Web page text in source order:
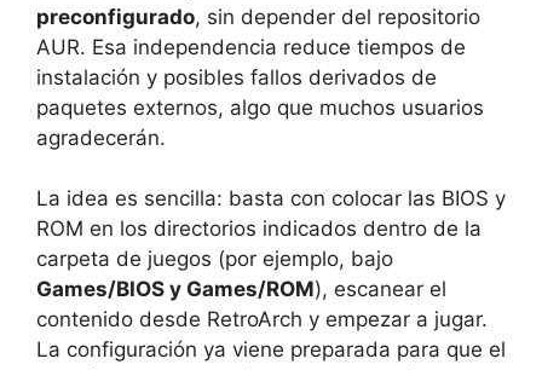
preconfigurado, sin depender del repositorio
AUR. Esa independencia reduce tiempos de
instalación y posibles fallos derivados de
paquetes externos, algo que muchos usuarios
agradecerán.
La idea es sencilla: basta con colocar las BIOS y
ROM en los directorios indicados dentro de la
carpeta de juegos (por ejemplo, bajo
Games/BIOS y Games/ROM), escanear el
contenido desde RetroArch y empezar a jugar.
La configuración ya viene preparada para que el